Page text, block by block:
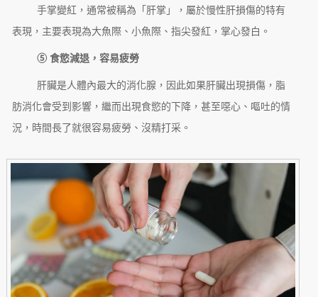
手掌變紅，通常被稱為「肝掌」，屬於慢性肝損傷的特有
表現，主要表現為大魚際、小魚際、指尖發紅，掌心發白。
⑤ 食慾減退，容易疲勞
肝臟是人體內最大的消化腺，因此如果肝臟出現損傷，脂
肪消化會受到影響，繼而出現食慾的下降，甚至噁心、嘔吐的情
況，時間長了就很容易疲勞、沒精打采。